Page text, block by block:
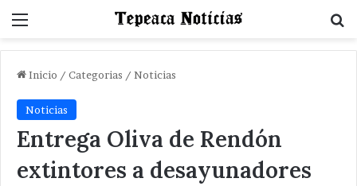
Menu
Inicio / Categorias / Noticias
Noticias
Entrega Oliva de Rendón
extintores a desayunadores